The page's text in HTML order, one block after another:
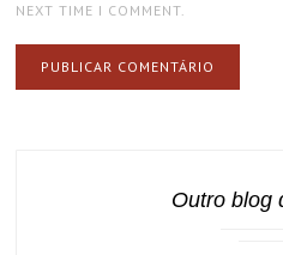
NEXT TIME I COMMENT.
Outro blog